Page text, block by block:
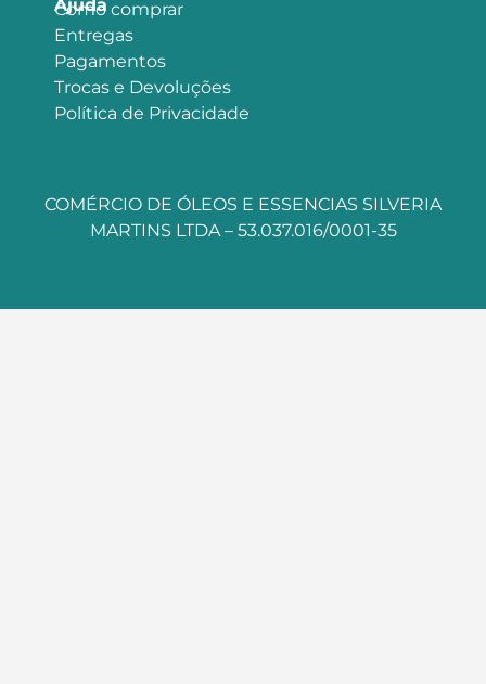
Ajuda
Como comprar
Entregas
Pagamentos
Trocas e Devoluções
Política de Privacidade
COMÉRCIO DE ÓLEOS E ESSENCIAS SILVERIA
MARTINS LTDA – 53.037.016/0001-35